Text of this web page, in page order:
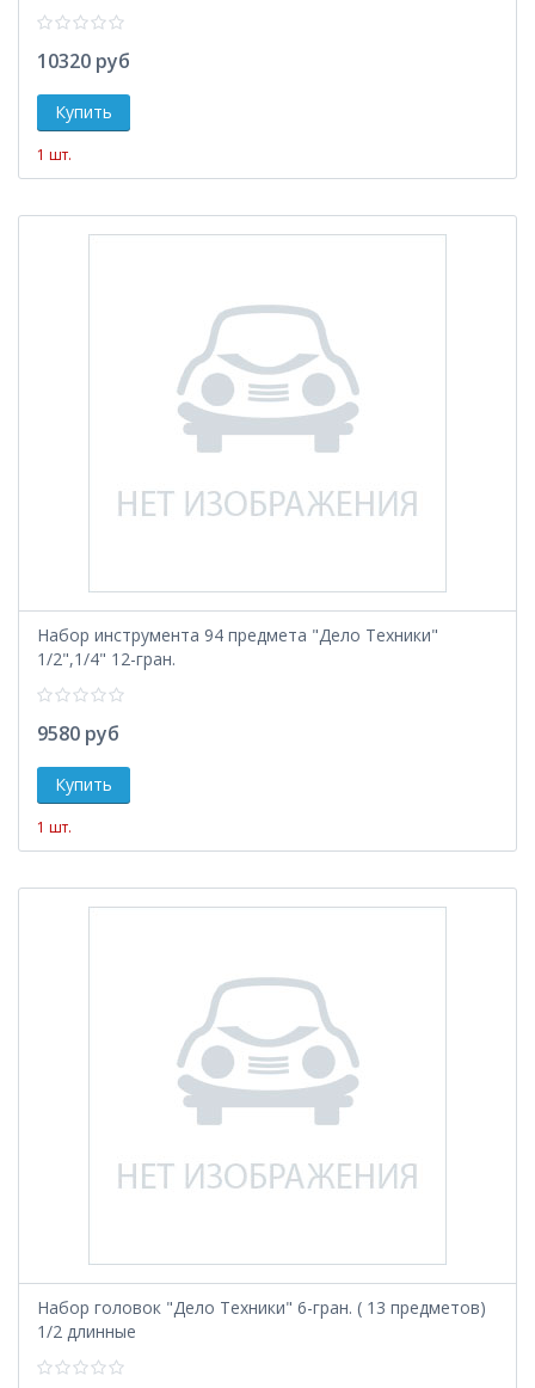
10320 руб
1 шт.
Набор инструмента 94 предмета "Дело Техники"
1/2",1/4" 12-гран.
9580 руб
1 шт.
Набор головок "Дело Техники" 6-гран. ( 13 предметов)
1/2 длинные